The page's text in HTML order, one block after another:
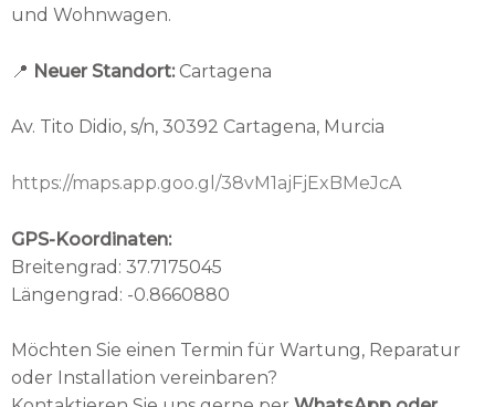
und Wohnwagen.
📍 Neuer Standort:Cartagena
Av. Tito Didio, s/n, 30392 Cartagena, Murcia
https://maps.app.goo.gl/38vM1ajFjExBMeJcA
GPS-Koordinaten:
Breitengrad: 37.7175045
Längengrad: -0.8660880
Möchten Sie einen Termin für Wartung, Reparatur
oder Installation vereinbaren?